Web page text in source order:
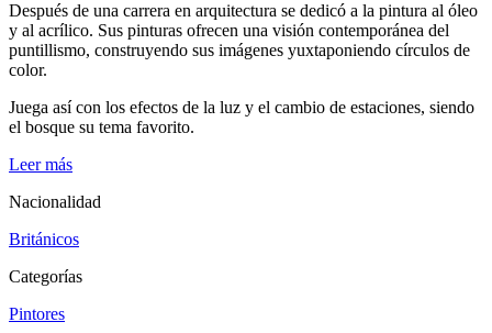
Después de una carrera en arquitectura se dedicó a la pintura al óleo
y al acrílico. Sus pinturas ofrecen una visión contemporánea del
puntillismo, construyendo sus imágenes yuxtaponiendo círculos de
color.
Juega así con los efectos de la luz y el cambio de estaciones, siendo
el bosque su tema favorito.
Leer más
Nacionalidad
Británicos
Categorías
Pintores